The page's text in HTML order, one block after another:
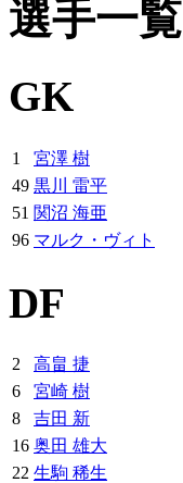
選手一覧
GK
1
宮澤 樹
49 黒川 雷平
51 関沼 海亜
96 マルク・ヴィト
DF
2
高畠 捷
6
宮崎 樹
8
吉田 新
16 奥田 雄大
22 生駒 稀生